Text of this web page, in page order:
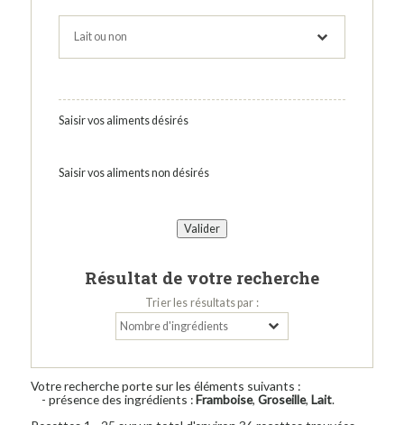
Saisir vos aliments désirés
Saisir vos aliments non désirés
Résultat de votre recherche
Trier les résultats par :
Votre recherche porte sur les éléments suivants :
- présence des ingrédients :Framboise, Groseille, Lait.